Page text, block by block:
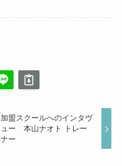
加盟スクールへのインタヴ
ュー 本山ナオト トレー
ナー